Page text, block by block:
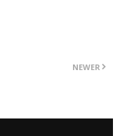
NEWER